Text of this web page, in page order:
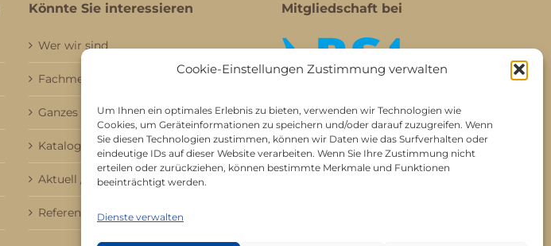
Cookie-Einstellungen Zustimmung verwalten
Um Ihnen ein optimales Erlebnis zu bieten, verwenden wir Technologien wie
Cookies, um Geräteinformationen zu speichern und/oder darauf zuzugreifen. Wenn
Sie diesen Technologien zustimmen, können wir Daten wie das Surfverhalten oder
eindeutige IDs auf dieser Website verarbeiten. Wenn Sie Ihre Zustimmung nicht
erteilen oder zurückziehen, können bestimmte Merkmale und Funktionen
beeinträchtigt werden.
Dienste verwalten
Könnte Sie interessieren
Wer wir sind
Fachmessebesuch
Ganzes Sortiment
Kataloge
Aktuell / Saison
Referenzen
Mitgliedschaft bei